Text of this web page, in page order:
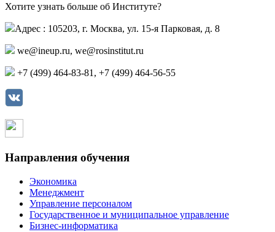
Хотите узнать больше об Институте?
Адрес : 105203, г. Москва, ул. 15-я Парковая, д. 8
we@ineup.ru, we@rosinstitut.ru
+7 (499) 464-83-81, +7 (499) 464-56-55
Направления обучения
Экономика
Менеджмент
Управление персоналом
Государственное и муниципальное управление
Бизнес-информатика